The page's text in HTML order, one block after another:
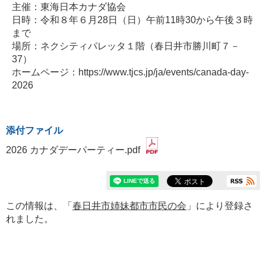
主催：東海日本カナダ協会
日時：令和８年６月28日（日）午前11時30から午後３時
まで
場所：ネクシティパレッタ１階（春日井市勝川町７－
37）
ホームページ：https://www.tjcs.jp/ja/events/canada-day-
2026
添付ファイル
2026 カナダデーパーティー.pdf
この情報は、「 春日井市姉妹都市市民の会 」により登録さ
れました。